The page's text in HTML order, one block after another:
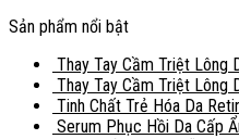
Sản phẩm nổi bật
Thay Tay Cầm Triệt Lông
Thay Tay Cầm Triệt Lông
Tinh Chất Trẻ Hóa Da
Serum Phục Hồi Da Cấp